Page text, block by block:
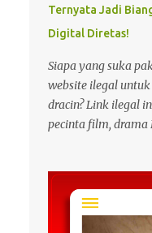
Ternyata Jadi
Digital Diretas!
Siapa yang suka
website ilegal
dracin? Link ilegal
pecinta film, drama
link ilegal ini juga
baru dengan
link legal